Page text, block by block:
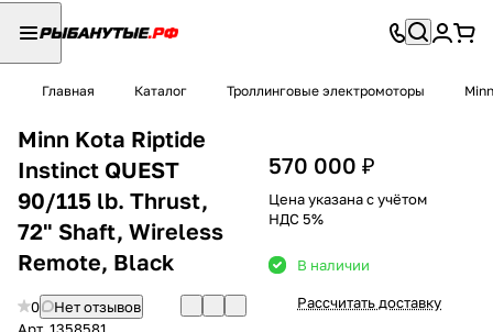
Главная Каталог Троллинговые электромоторы
Minn Kota Riptide
Instinct QUEST
90/115 lb. Thrust,
72" Shaft, Wireless
Remote, Black
0
Нет отзывов
570 000 ₽
Цена указана с учётом
НДС 5%
В наличии
Рассчитать доставку